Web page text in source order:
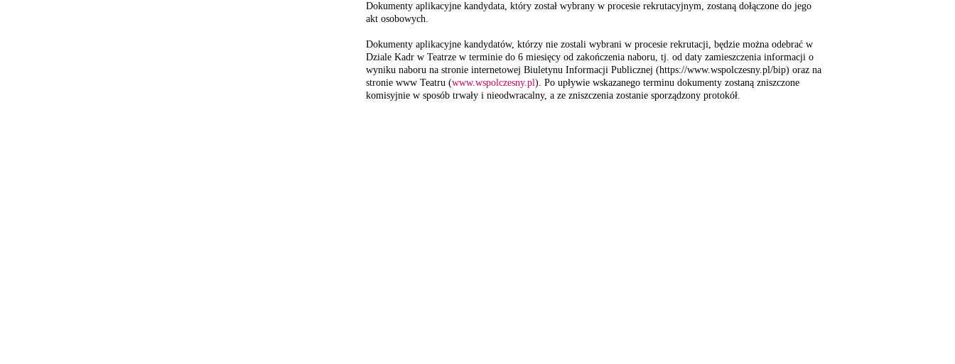
Dokumenty aplikacyjne kandydata, który został wybrany w procesie rekrutacyjnym, zostaną dołączone do jego
akt osobowych.
Dokumenty aplikacyjne kandydatów, którzy nie zostali wybrani w procesie rekrutacji, będzie można odebrać w
Dziale Kadr w Teatrze w terminie do 6 miesięcy od zakończenia naboru, tj. od daty zamieszczenia informacji o
wyniku naboru na stronie internetowej Biuletynu Informacji Publicznej (https://www.wspolczesny.pl/bip) oraz na
stronie www Teatru (www.wspolczesny.pl). Po upływie wskazanego terminu dokumenty zostaną zniszczone
komisyjnie w sposób trwały i nieodwracalny, a ze zniszczenia zostanie sporządzony protokół.